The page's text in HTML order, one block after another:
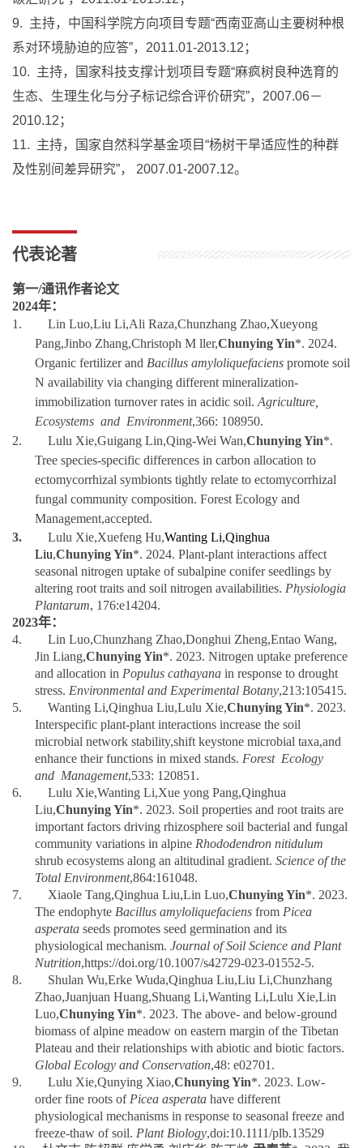
9. 主持，中国科学院方向项目专题“西南亚高山主要树种根
系对环境胁迫的应答”，2011.01-2013.12；
10. 主持，国家科技支撑计划项目专题“麻疯树良种选育的
生态、生理生化与分子标记综合评价研究”，2007.06－
11. 主持，国家自然科学基金项目“杨树干旱适应性的种群
及性别间差异研究”， 2007.01-2007.12。
代表论著
第一
通讯作者论文
2024 年：
1.
Lin Luo,Liu Li,Ali Raza,Chunzhang Zhao,Xueyong
Pang,Jinbo Zhang,Christoph M ller,
Chunying Yin*. 2024.
Organic fertilizer and
Bacillus amyloliquefaciens
N availability via changing different mineralization-
immobilization turnover rates in acidic soil.
Lulu Xie ,Guigang Lin,Qing-Wei Wan,
Tree species-specific differences in carbon allocation to
ectomycorrhizal symbionts tightly relate to ectomycorrhizal
fungal community composition. Forest Ecology and
Management,accepted.
Lulu Xie,Xuefeng Hu,
Liu,Chunying Yin*.2024. Plant-plant interactions affect
seasonal nitrogen uptake of subalpineconifer seedlingsby
altering root traits and soil nitrogen availabilities.Physiologia
Plantarum, 176:e14204.
2023年：
4.
Lin Luo,Chunzhang Zhao,Donghui Zheng,Entao Wang,
Jin Liang,Chunying Yin*. 2023. Nitrogen uptake preference
and allocation inPopulus cathayanain response to drought
stress. Environmental and Experimental Botany,213:105415.
Wanting Li,QinghuaLiu,Lulu Xie,Chunying Yin*. 2023.
Interspecific plant-plant interactions increase the soil
microbial network stability,shift keystone microbial taxa,and
enhance their functions in mixed stands.Forest Ecology
and Management,533: 120851.
Lulu Xie,Wanting Li,Xue yong Pang,Qinghua
Liu,Chunying Yin*. 2023.Soil properties and root traits are
importantfactors driving rhizosphere soil bacterial and fungal
community variations in alpineRhododendron nitidulum
shrub ecosystems along an altitudinal gradient.Science of the
Total Environment,864:161048.
Xiaole Tang,Qinghua Liu,Lin Luo,
The endophyteBacillus amyloliquefaciensfromPicea
asperataseeds promotes seed germination and its
physiological mechanism.Journal of Soil Science and Plant
Nutrition,https://doi.org/10.1007/s42729-023-01552-5.
Shulan Wu,Erke Wuda,Qinghua Liu,Liu Li,Chunzhang
Zhao,Juanjuan Huang,Shuang Li,Wanting Li,Lulu Xie,Lin
Luo,Chunying Yin*.2023.The above- and below-ground
biomass of alpine meadow on eastern marginof the Tibetan
Plateauand their relationships with abiotic and biotic factors.
Global Ecology and Conservation,48: e02701.
Lulu Xie,Qunying Xiao,Chunying Yin*. 2023. Low-
order fine roots ofPicea asperatahave different
physiological mechanisms in response to seasonal freeze and
freeze-thaw of soil.Plant Biology,doi:10.1111/plb.13529
杜文志,陈超群,庞学勇 ,刘庆华,陈正峰,尹春英*. 2023.
我